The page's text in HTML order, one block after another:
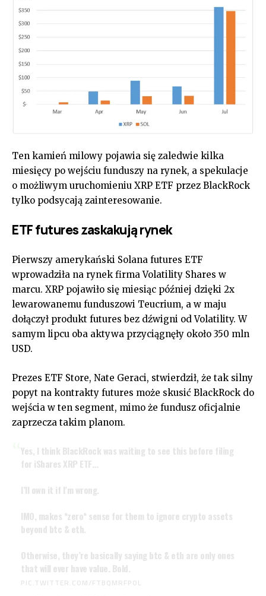
Ten kamień milowy pojawia się zaledwie kilka
miesięcy po wejściu funduszy na rynek, a spekulacje
o możliwym uruchomieniu XRP ETF przez BlackRock
tylko podsycają zainteresowanie.
ETF futures zaskakują rynek
Pierwszy amerykański Solana futures ETF
wprowadziła na rynek firma Volatility Shares w
marcu. XRP pojawiło się miesiąc później dzięki 2x
lewarowanemu funduszowi Teucrium, a w maju
dołączył produkt futures bez dźwigni od Volatility. W
samym lipcu oba aktywa przyciągnęły około 350 mln
USD.
Prezes ETF Store, Nate Geraci, stwierdził, że tak silny
popyt na kontrakty futures może skusić BlackRock do
wejścia w ten segment, mimo że fundusz oficjalnie
zaprzecza takim planom.
Yes, I think BlackRock was waiting to see this before filing
for iShares XRP ETF…
I’ll own it if I’m wrong.
IMO, makes *zero* sense for them to ignore crypto assets
beyond btc & eth.
Otherwise, they’re basically saying btc & eth are only ones
that will ever have value. Bold.
PIC.TWITTER.COM/FTBQMRFPOL